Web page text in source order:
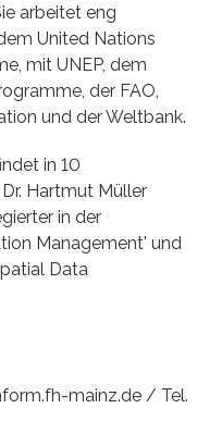
arbeitet eng
United Nations
mit UNEP, dem
der FAO,
und der Weltbank.
in 10
Hartmut Müller
in der
Management' und
Data
mainz.de / Tel.